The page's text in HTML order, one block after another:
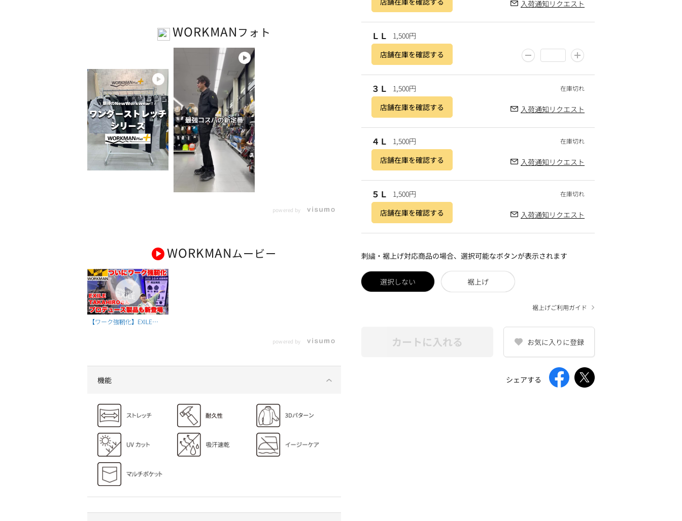
WORKMAN フォト
powered by
WORKMANムービー
【ワーク強靭化】EXILE
powered by
機能
入荷通知リクエスト
ＬＬ
1,500円
店舗在庫を確認する
３Ｌ 1,500円
入荷通知リクエスト
店舗在庫を確認する
４Ｌ 1,500円
入荷通知リクエスト
店舗在庫を確認する
５Ｌ 1,500円
入荷通知リクエスト
店舗在庫を確認する
刺繍・裾上げ対応商品の場合、選択可能なボタンが表示されます
選択しない 裾上げ
裾上げご利用ガイド
カートに入れる お気に入りに登録
シェアする